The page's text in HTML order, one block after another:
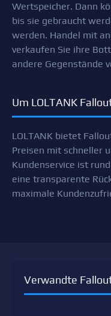
Wertspeicher. Dann
bis sie gebraucht
werden. Handel mit
verkaufen Sie ihre
andere Gegenstände
Um LOLTANK
LOLTANK bietet
Preisen mit schneller
Kundenservice ist
eine transparente
maximale
Verwandte